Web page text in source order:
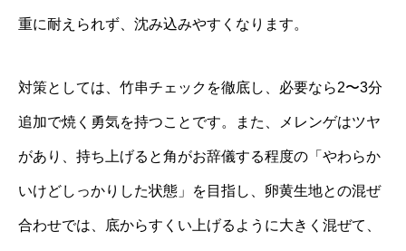
重に耐えられず、沈み込みやすくなります。
対策としては、竹串チェックを徹底し、必要なら2〜3分
追加で焼く勇気を持つことです。また、メレンゲはツヤ
があり、持ち上げると角がお辞儀する程度の「やわらか
いけどしっかりした状態」を目指し、卵黄生地との混ぜ
合わせでは、底からすくい上げるように大きく混ぜて、